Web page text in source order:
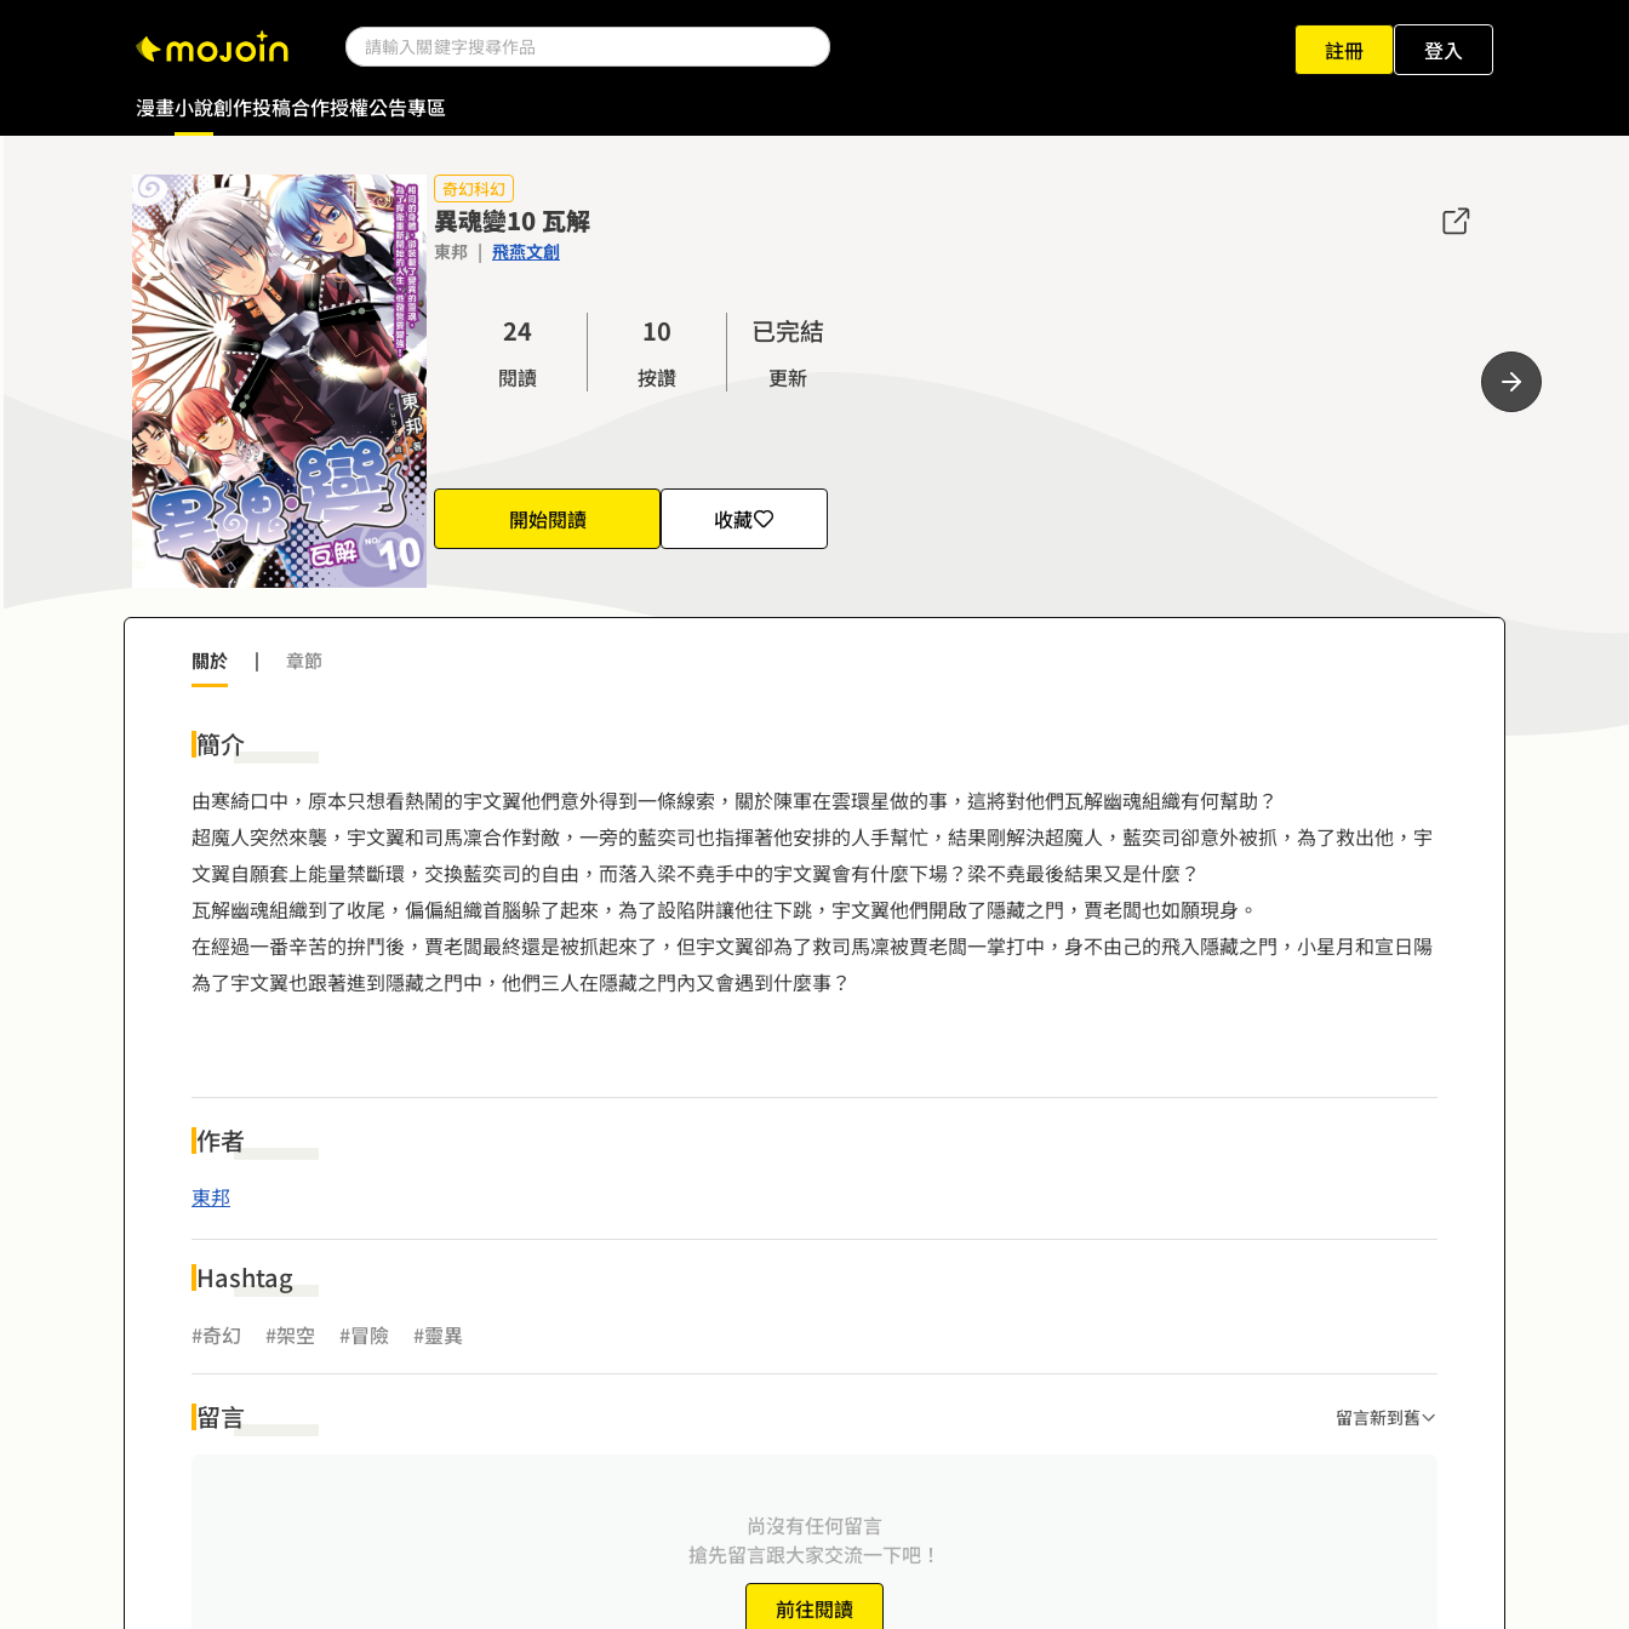
註冊
登入
漫畫小說創作投稿合作授權公告專區
奇幻科幻
異魂變10 瓦解
東邦 | 飛燕文創
0
2
3
7
8
1
2
4
5
9
閱讀
1
2
7
9
0
1
6
8
按讚
已完結
更新
開始閱讀 收藏
關於 | 章節
簡介
由寒綺口中，原本只想看熱鬧的宇文翼他們意外得到一條線索，關於陳軍在雲環星做的事，這將對他們瓦解幽魂組織有何幫助？
超魔人突然來襲，宇文翼和司馬凜合作對敵，一旁的藍奕司也指揮著他安排的人手幫忙，結果剛解決超魔人，藍奕司卻意外被抓，為了救出他，宇
文翼自願套上能量禁斷環，交換藍奕司的自由，而落入梁不堯手中的宇文翼會有什麼下場？梁不堯最後結果又是什麼？
瓦解幽魂組織到了收尾，偏偏組織首腦躲了起來，為了設陷阱讓他往下跳，宇文翼他們開啟了隱藏之門，賈老闆也如願現身。
在經過一番辛苦的拚鬥後，賈老闆最終還是被抓起來了，但宇文翼卻為了救司馬凜被賈老闆一掌打中，身不由己的飛入隱藏之門，小星月和宣日陽
為了宇文翼也跟著進到隱藏之門中，他們三人在隱藏之門內又會遇到什麼事？
作者
東邦
Hashtag
#奇幻 #架空 #冒險 #靈異
留言 留言新到舊
尚沒有任何留言
搶先留言跟大家交流一下吧！
前往閱讀